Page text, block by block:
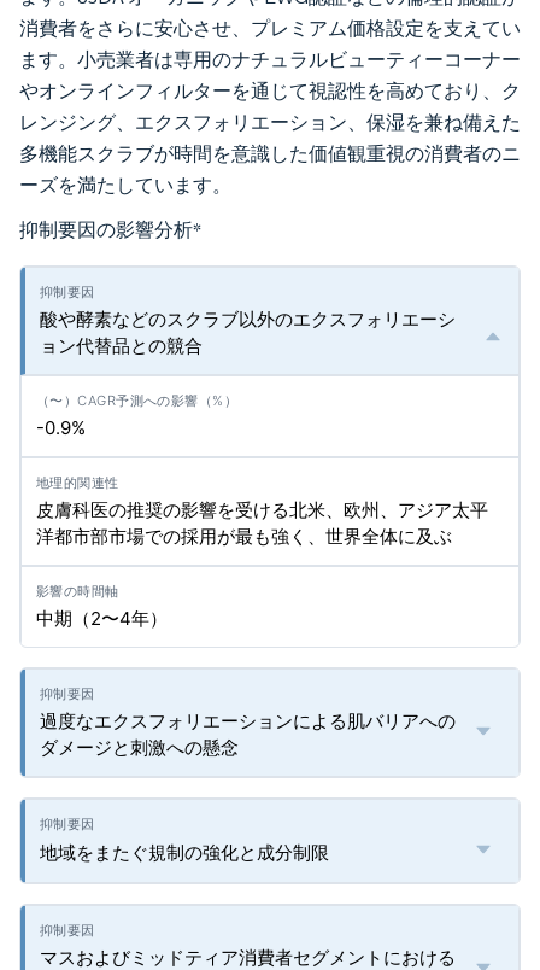
消費者をさらに安心させ、プレミアム価格設定を支えてい
ます。小売業者は専用のナチュラルビューティーコーナー
やオンラインフィルターを通じて視認性を高めており、ク
レンジング、エクスフォリエーション、保湿を兼ね備えた
多機能スクラブが時間を意識した価値観重視の消費者のニ
ーズを満たしています。
抑制要因の影響分析*
酸や酵素などのスクラブ以外のエクスフォリエーシ
ョン代替品との競合
-0.9%
皮膚科医の推奨の影響を受ける北米、欧州、アジア太平
洋都市部市場での採用が最も強く、世界全体に及ぶ
中期（2〜4年）
過度なエクスフォリエーションによる肌バリアへの
ダメージと刺激への懸念
地域をまたぐ規制の強化と成分制限
マスおよびミッドティア消費者セグメントにおける